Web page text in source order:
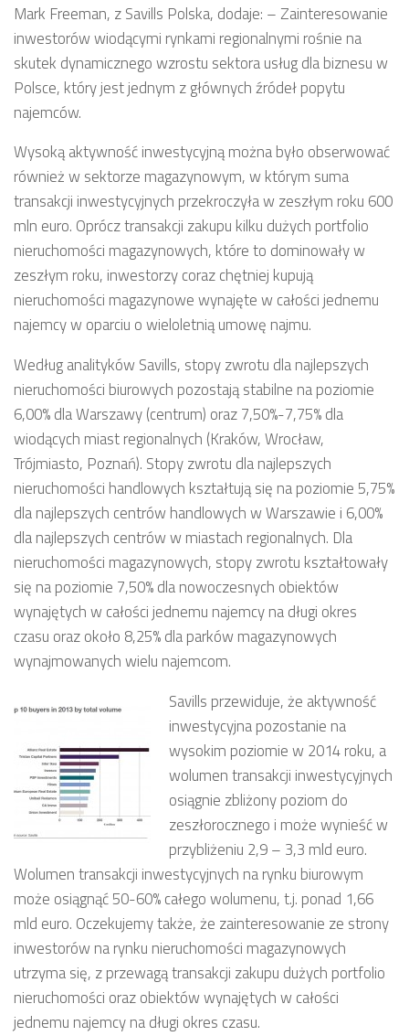
Mark Freeman, z Savills Polska, dodaje: – Zainteresowanie
inwestorów wiodącymi rynkami regionalnymi rośnie na
skutek dynamicznego wzrostu sektora usług dla biznesu w
Polsce, który jest jednym z głównych źródeł popytu
najemców.
Wysoką aktywność inwestycyjną można było obserwować
również w sektorze magazynowym, w którym suma
transakcji inwestycyjnych przekroczyła w zeszłym roku 600
mln euro. Oprócz transakcji zakupu kilku dużych portfolio
nieruchomości magazynowych, które to dominowały w
zeszłym roku, inwestorzy coraz chętniej kupują
nieruchomości magazynowe wynajęte w całości jednemu
najemcy w oparciu o wieloletnią umowę najmu.
Według analityków Savills, stopy zwrotu dla najlepszych
nieruchomości biurowych pozostają stabilne na poziomie
6,00% dla Warszawy (centrum) oraz 7,50%-7,75% dla
wiodących miast regionalnych (Kraków, Wrocław,
Trójmiasto, Poznań). Stopy zwrotu dla najlepszych
nieruchomości handlowych kształtują się na poziomie 5,75%
dla najlepszych centrów handlowych w Warszawie i 6,00%
dla najlepszych centrów w miastach regionalnych. Dla
nieruchomości magazynowych, stopy zwrotu kształtowały
się na poziomie 7,50% dla nowoczesnych obiektów
wynajętych w całości jednemu najemcy na długi okres
czasu oraz około 8,25% dla parków magazynowych
wynajmowanych wielu najemcom.
Savills przewiduje, że aktywność
inwestycyjna pozostanie na
wysokim poziomie w 2014 roku, a
wolumen transakcji inwestycyjnych
osiągnie zbliżony poziom do
zeszłorocznego i może wynieść w
przybliżeniu 2,9 – 3,3 mld euro.
Wolumen transakcji inwestycyjnych na rynku biurowym
może osiągnąć 50-60% całego wolumenu, t.j. ponad 1,66
mld euro. Oczekujemy także, że zainteresowanie ze strony
inwestorów na rynku nieruchomości magazynowych
utrzyma się, z przewagą transakcji zakupu dużych portfolio
nieruchomości oraz obiektów wynajętych w całości
jednemu najemcy na długi okres czasu.